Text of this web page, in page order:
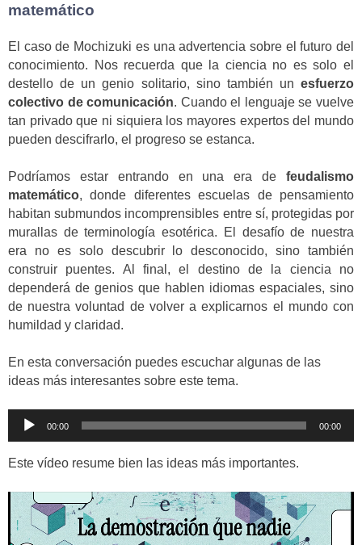
matemático
El caso de Mochizuki es una advertencia sobre el futuro del
conocimiento. Nos recuerda que la ciencia no es solo el
destello de un genio solitario, sino también un esfuerzo
colectivo de comunicación. Cuando el lenguaje se vuelve
tan privado que ni siquiera los mayores expertos del mundo
pueden descifrarlo, el progreso se estanca.
Podríamos estar entrando en una era de feudalismo
matemático, donde diferentes escuelas de pensamiento
habitan submundos incomprensibles entre sí, protegidas por
murallas de terminología esotérica. El desafío de nuestra
era no es solo descubrir lo desconocido, sino también
construir puentes. Al final, el destino de la ciencia no
dependerá de genios que hablen idiomas espaciales, sino
de nuestra voluntad de volver a explicarnos el mundo con
humildad y claridad.
En esta conversación puedes escuchar algunas de las
ideas más interesantes sobre este tema.
Reproductor
audio
00:00 00:00
Este vídeo resume bien las ideas más importantes.
Reproductor
de
vídeo